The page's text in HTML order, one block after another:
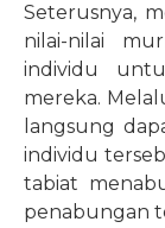
Seterusnya,
nilai-nilai
individu
mereka.
langsung
individu
tabiat
penabungan